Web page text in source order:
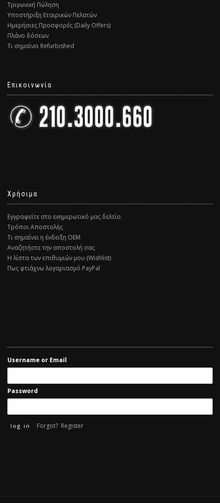
Τριγωνική Πώληση
Υποστήριξη Εταιρικών Πελατών
Ημερήσιες Προσφορές (Daily Offers)
Πλάνο δόσεων
Τι σημαίνει Refurbished
Επικοινωνία
Χρήσιμα
Εγγραφείτε στο ενημερωτικό μας δελτίο.
Τρόποι Αποστολής
Τι σημαίνει η ένδειξη ΟΕΜ
Αναζητήστε την αποστολή σας
Η λίστα των επιθυμιών μου (Wishlist)
Πως φτιάχνω λογαριασμό PayPal
Username or Email
Password
Forgot? Register